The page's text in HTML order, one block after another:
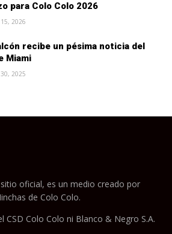
para Colo Colo 2026
2026
recibe un pésima noticia del
Miami
2025
oficial, es un medio creado por
de Colo Colo.
CSD Colo Colo ni Blanco & Negro S.A.